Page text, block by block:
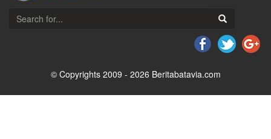
© Copyrights 2009 - 2026 Beritabatavia.com